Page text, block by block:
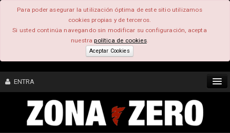
Para poder asegurar la utilización óptima de este sitio utilizamos
cookies propias y de terceros.
Si usted continúa navegando sin modificar su configuración, acepta
nuestrapolítica de cookies.
Aceptar Cookies
ENTRA
CONTENIDO